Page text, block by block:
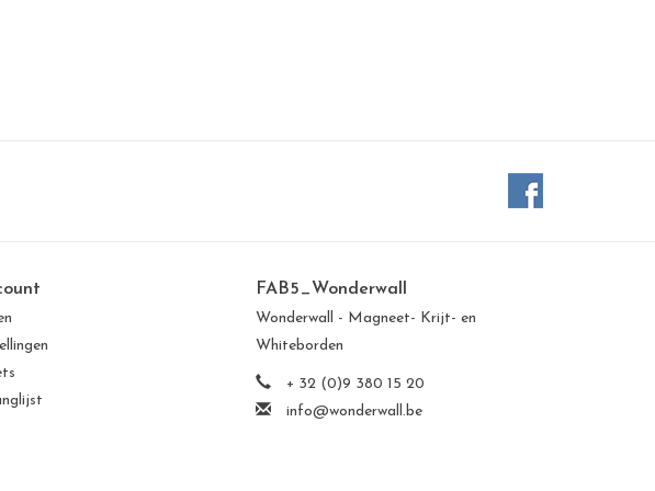
FAB5_Wonderwall
Wonderwall - Magneet- Krijt- en
Whiteborden
+ 32 (0)9 380 15 20
info@wonderwall.be